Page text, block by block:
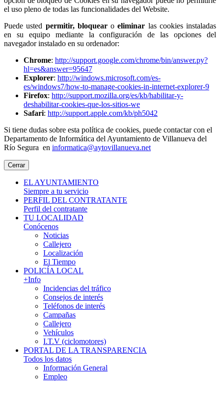
el uso pleno de todas las funcionalidades del Website.
Puede usted permitir, bloquearoeliminar las cookies instaladas
en su equipo mediante la configuración de las opciones del
navegador instalado en su ordenador:
Chrome: http://support.google.com/chrome/bin/answer.py?
hl=es&answer=95647
Explorer: http://windows.microsoft.com/es-
es/windows7/how-to-manage-cookies-in-internet-explorer-9
Firefox: http://support.mozilla.org/es/kb/habilitar-y-
deshabilitar-cookies-que-los-sitios-we
Safari: http://support.apple.com/kb/ph5042
Si tiene dudas sobre esta política de cookies, puede contactar con el
Departamento de Informática del Ayuntamiento de Villanueva del
Río Segura en informatica@aytovillanueva.net
Cerrar
EL AYUNTAMIENTO
Siempre a tu servicio
PERFIL DEL CONTRATANTE
Perfil del contratante
TU LOCALIDAD
Conócenos
Noticias
Callejero
Localización
El Tiempo
POLICÍA LOCAL
+Info
Incidencias del tráfico
Consejos de interés
Teléfonos de interés
Campañas
Callejero
Vehículos
I.T.V (ciclomotores)
PORTAL DE LA TRANSPARENCIA
Todos los datos
Información General
Empleo